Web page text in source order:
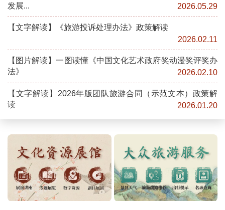
发展...
2026.05.29
【文字解读】《旅游投诉处理办法》政策解读
2026.02.11
【图片解读】一图读懂《中国文化艺术政府奖动漫奖评奖办
法》
2026.02.10
【文字解读】2026年版团队旅游合同（示范文本）政策解
读
2026.01.20